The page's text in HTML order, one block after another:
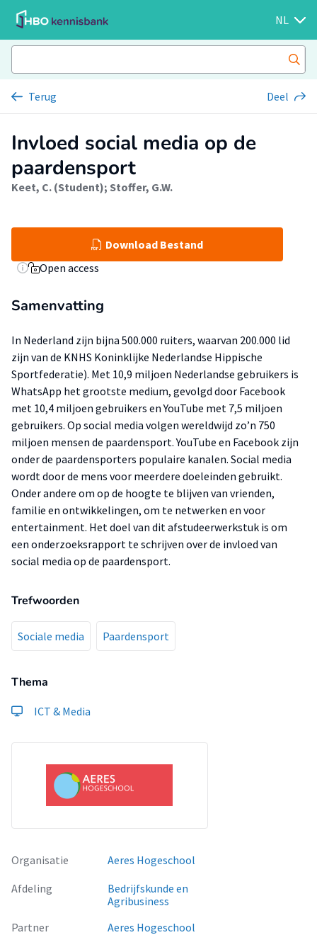
NL
Terug Deel
Invloed social media op de
paardensport
Keet, C. (Student); Stoffer, G.W.
Download Bestand
Open access
Samenvatting
In Nederland zijn bijna 500.000 ruiters, waarvan 200.000 lid
zijn van de KNHS Koninklijke Nederlandse Hippische
Sportfederatie). Met 10,9 miljoen Nederlandse gebruikers is
WhatsApp het grootste medium, gevolgd door Facebook
met 10,4 miljoen gebruikers en YouTube met 7,5 miljoen
gebruikers. Op social media volgen wereldwijd zo’n 750
miljoen mensen de paardensport. YouTube en Facebook zijn
onder de paardensporters populaire kanalen. Social media
wordt door de mens voor meerdere doeleinden gebruikt.
Onder andere om op de hoogte te blijven van vrienden,
familie en ontwikkelingen, om te netwerken en voor
entertainment. Het doel van dit afstudeerwerkstuk is om
een onderzoeksrapport te schrijven over de invloed van
social media op de paardensport.
Trefwoorden
Sociale media Paardensport
Thema
ICT & Media
Organisatie
Aeres Hogeschool
Afdeling
Bedrijfskunde en
Agribusiness
Partner
Aeres Hogeschool